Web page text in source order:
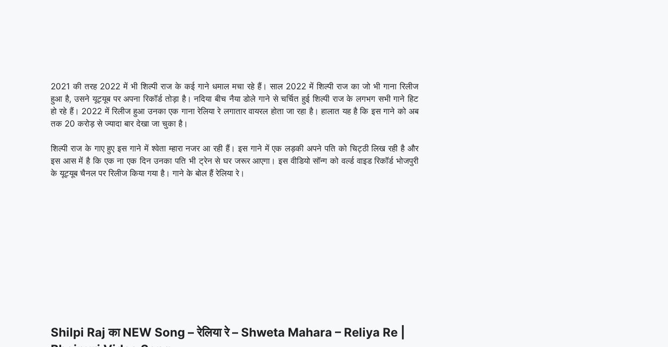
2021 की तरह 2022 में भी शिल्पी राज के कई गाने धमाल मचा रहे हैं। साल 2022 में शिल्पी राज का जो भी गाना रिलीज
हुआ है, उसने यूट्यूब पर अपना रिकॉर्ड तोड़ा है। नदिया बीच नैया डोले गाने से चर्चित हुई शिल्पी राज के लगभग सभी गाने हिट
हो रहे हैं। 2022 में रिलीज हुआ उनका एक गाना रेलिया रे लगातार वायरल होता जा रहा है। हालात यह है कि इस गाने को अब
तक 20 करोड़ से ज्यादा बार देखा जा चुका है।
शिल्पी राज के गाए हुए इस गाने में श्वेता म्हारा नजर आ रही हैं। इस गाने में एक लड़की अपने पति को चिट्ठी लिख रही है और
इस आस में है कि एक ना एक दिन उनका पति भी ट्रेन से घर जरूर आएगा। इस वीडियो सॉन्ग को वर्ल्ड वाइड रिकॉर्ड भोजपुरी
के यूट्यूब चैनल पर रिलीज किया गया है। गाने के बोल हैं रेलिया रे।
Shilpi Raj का NEW Song – रेलिया रे – Shweta Mahara – Reliya Re |